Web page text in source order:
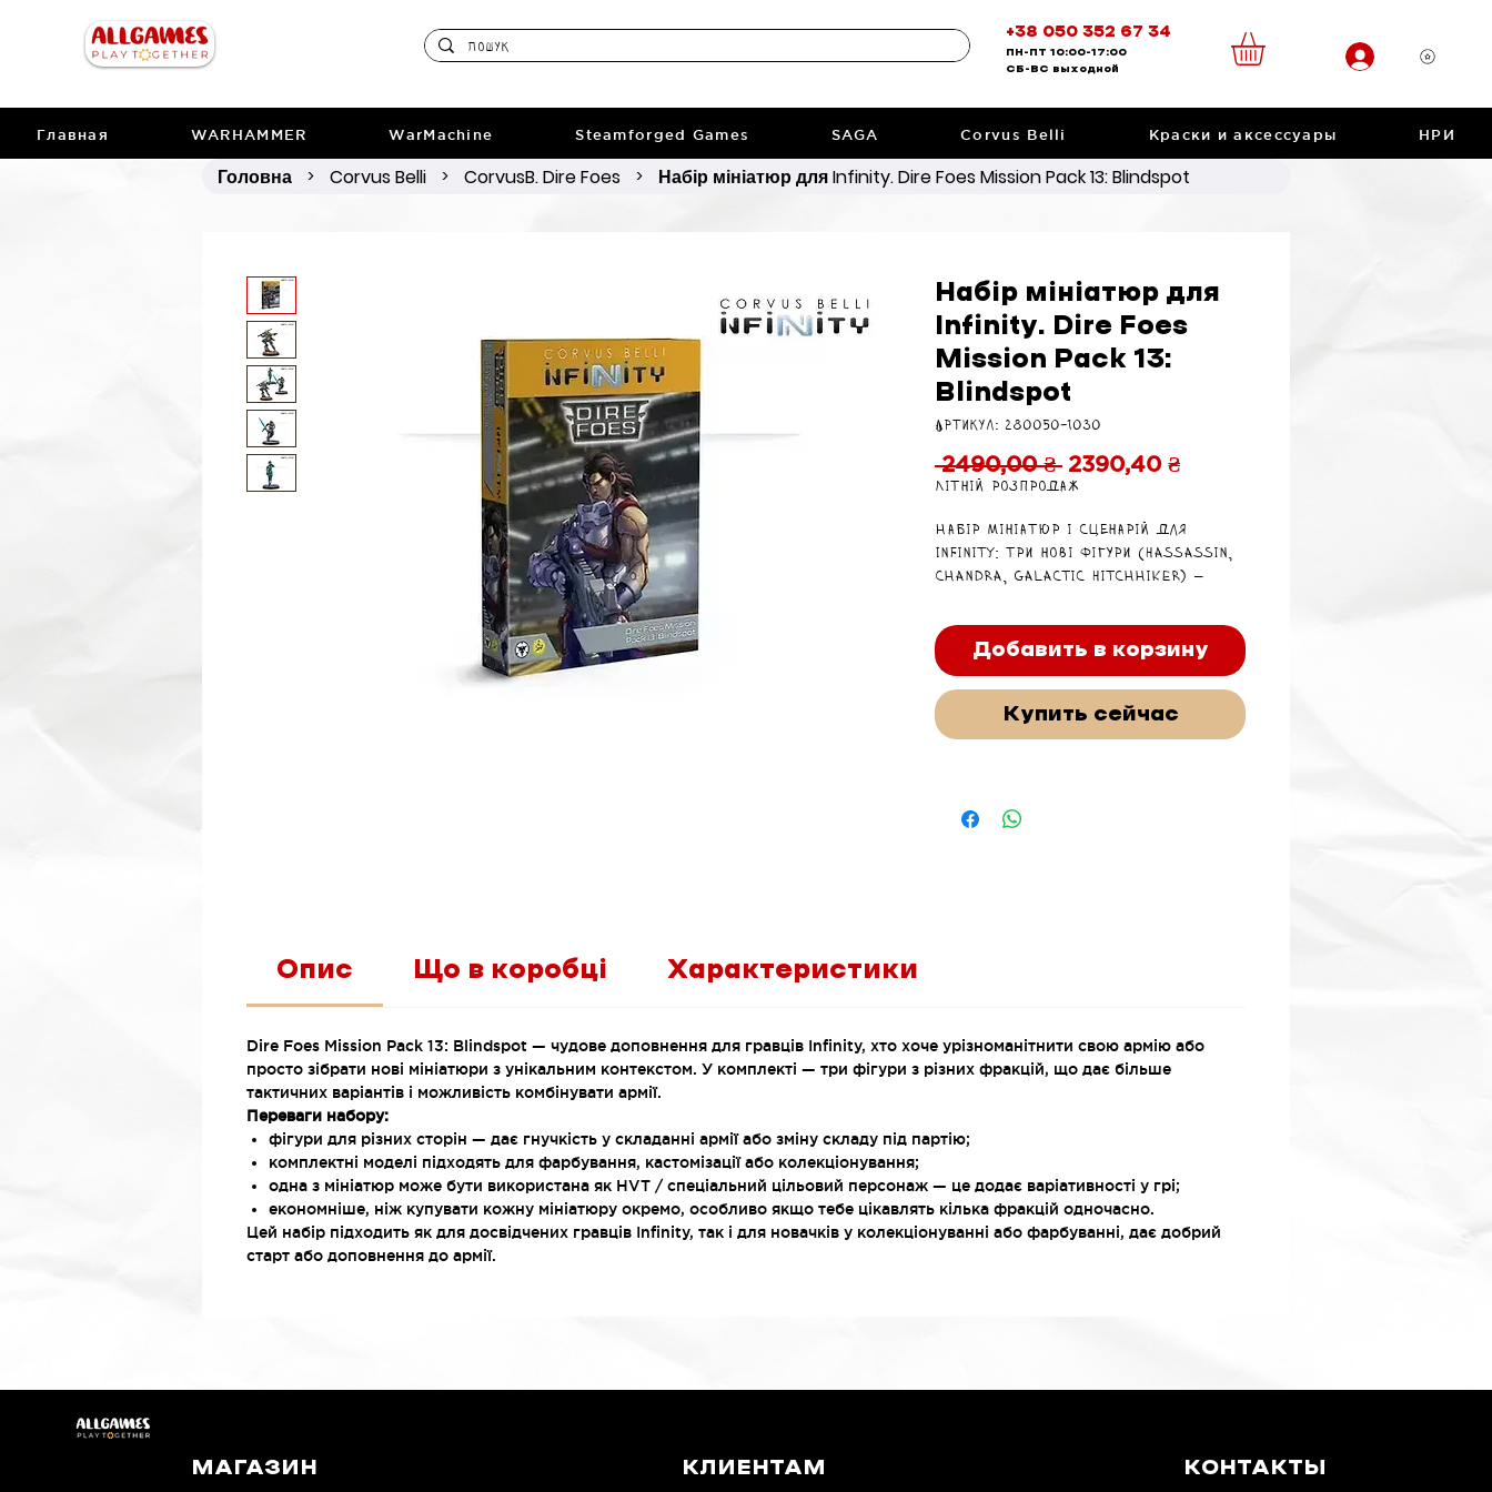
+38 050 352 67 34
ПН-ПТ 10:00-17:00
CБ-ВС выходной
Главная WARHAMMER WarMachine Steamforged Games SAGA Corvus Belli Краски и аксессуары НРИ
Головна > Corvus Belli > CorvusB. Dire Foes > Набір мініатюр для Infinity. Dire Foes Mission Pack 13: Blindspot
Набір мініатюр для
Infinity. Dire Foes
Mission Pack 13:
Blindspot
Артикул: 280050-1030
2490,00 ₴ Обычная
цена
2390,40 ₴Спеццена
Літній розпродаж
Набір мініатюр і сценарій для
Infinity: три нові фігури (Hassassin,
Chandra, Galactic Hitchhiker) —
колекції.
Добавить в корзину
Купить сейчас
Опис Що в коробці Характеристики
Dire Foes Mission Pack 13: Blindspot — чудове доповнення для гравців Infinity, хто хоче урізноманітнити свою армію або
просто зібрати нові мініатюри з унікальним контекстом. У комплекті — три фігури з різних фракцій, що дає більше
тактичних варіантів і можливість комбінувати армії.
Переваги набору:
фігури для різних сторін — дає гнучкість у складанні армії або зміну складу під партію;
комплектні моделі підходять для фарбування, кастомізації або колекціонування;
одна з мініатюр може бути використана як HVT / спеціальний цільовий персонаж — це додає варіативності у грі;
економніше, ніж купувати кожну мініатюру окремо, особливо якщо тебе цікавлять кілька фракцій одночасно.
Цей набір підходить як для досвідчених гравців Infinity, так і для новачків у колекціонуванні або фарбуванні, дає добрий
старт або доповнення до армії.
МАГАЗИН КЛИЕНТАМ КОНТАКТЫ